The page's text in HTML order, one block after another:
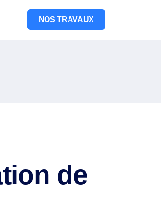
NOS TRAVAUX
de